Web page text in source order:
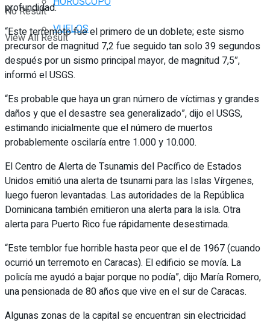
No Result
View All Result
VUELOS
profundidad.
“Este terremoto fue el primero de un doblete; este sismo
precursor de magnitud 7,2 fue seguido tan solo 39 segundos
después por un sismo principal mayor, de magnitud 7,5″,
informó el USGS.
“Es probable que haya un gran número de víctimas y grandes
daños y que el desastre sea generalizado”, dijo el USGS,
estimando inicialmente que el número de muertos
probablemente oscilaría entre 1.000 y 10.000.
El Centro de Alerta de Tsunamis del Pacífico de Estados
Unidos emitió una alerta de tsunami para las Islas Vírgenes,
luego fueron levantadas. Las autoridades de la República
Dominicana también emitieron una alerta para la isla. Otra
alerta para Puerto Rico fue rápidamente desestimada.
“Este temblor fue horrible hasta peor que el de 1967 (cuando
ocurrió un terremoto en Caracas). El edificio se movía. La
policía me ayudó a bajar porque no podía”, dijo María Romero,
una pensionada de 80 años que vive en el sur de Caracas.
Algunas zonas de la capital se encuentran sin electricidad